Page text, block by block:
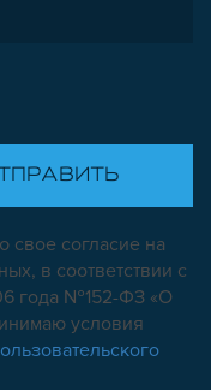
свое согласие на
в соответствии с
года №152-ФЗ «О
условия